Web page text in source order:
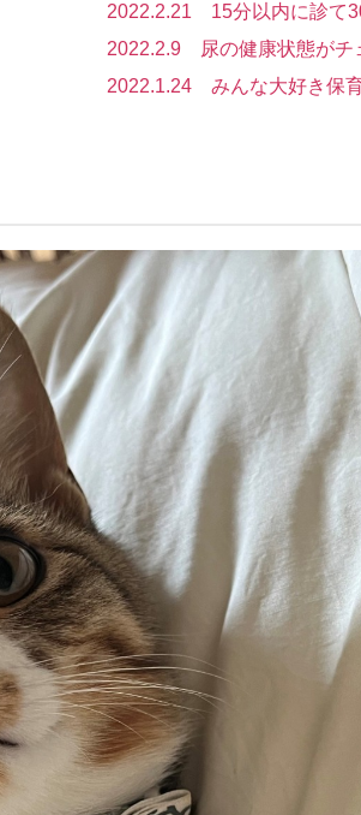
2022.2.21 15分以内に診て
2022.2.9 尿の健康状態がチ
2022.1.24 みんな大好き保